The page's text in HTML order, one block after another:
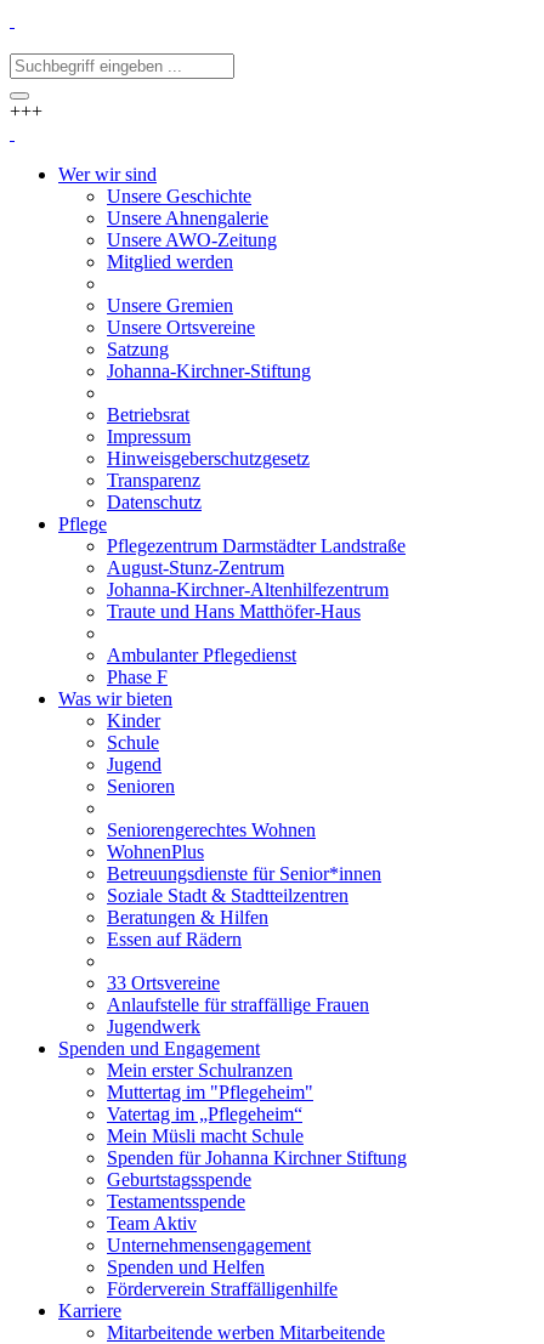
+++
Wer wir sind
Unsere Geschichte
Unsere Ahnengalerie
Unsere AWO-Zeitung
Mitglied werden
Unsere Gremien
Unsere Ortsvereine
Satzung
Johanna-Kirchner-Stiftung
Betriebsrat
Impressum
Hinweisgeberschutzgesetz
Transparenz
Datenschutz
Pflege
Pflegezentrum Darmstädter Landstraße
August-Stunz-Zentrum
Johanna-Kirchner-Altenhilfezentrum
Traute und Hans Matthöfer-Haus
Ambulanter Pflegedienst
Phase F
Was wir bieten
Kinder
Schule
Jugend
Senioren
Seniorengerechtes Wohnen
WohnenPlus
Betreuungsdienste für Senior*innen
Soziale Stadt & Stadtteilzentren
Beratungen & Hilfen
Essen auf Rädern
33 Ortsvereine
Anlaufstelle für straffällige Frauen
Jugendwerk
Spenden und Engagement
Mein erster Schulranzen
Muttertag im "Pflegeheim"
Vatertag im „Pflegeheim“
Mein Müsli macht Schule
Spenden für Johanna Kirchner Stiftung
Geburtstagsspende
Testamentsspende
Team Aktiv
Unternehmensengagement
Spenden und Helfen
Förderverein Straffälligenhilfe
Karriere
Mitarbeitende werben Mitarbeitende